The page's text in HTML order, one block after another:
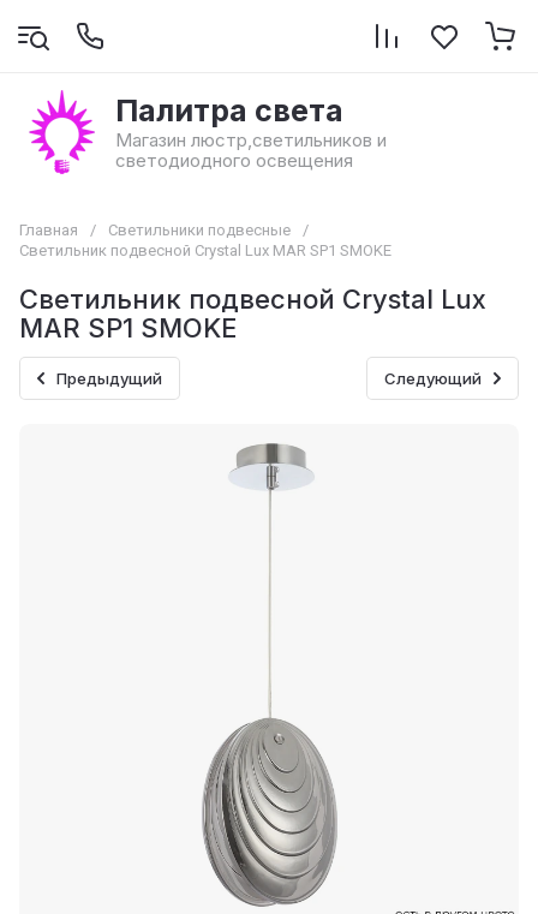
Палитра света
Магазин люстр,светильников и
светодиодного освещения
Главная / Светильники подвесные
/
Светильник подвесной Crystal Lux MAR SP1 SMOKE
Светильник подвесной Crystal Lux
MAR SP1 SMOKE
Предыдущий Следующий